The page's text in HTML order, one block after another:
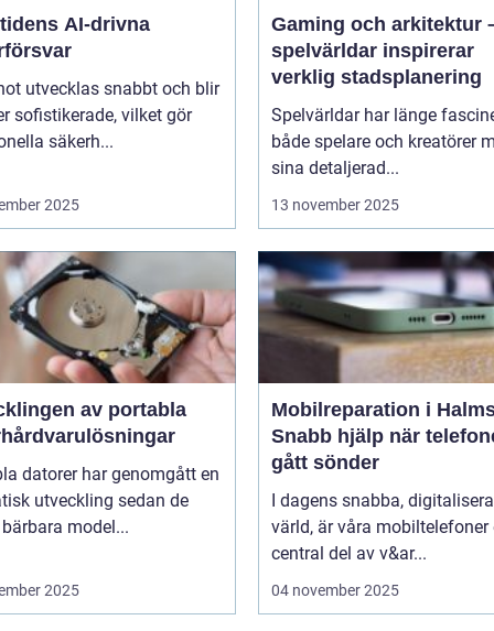
AI-drivna
utvecklas snabbt och blir
sofistikerade, vilket gör
säkerh...
2025
Gaming och arkitektur
spelvärldar inspirerar
verklig stadsplanering
Spelvärldar har länge
både spelare och kreatörer
sina detaljerad...
13 november 2025
av portabla
datorer har genomgått en
utveckling sedan de
model...
2025
Mobilreparation i
Snabb hjälp när
gått sönder
I dagens snabba,
värld, är våra mobiltelefoner
central del av v&ar...
04 november 2025